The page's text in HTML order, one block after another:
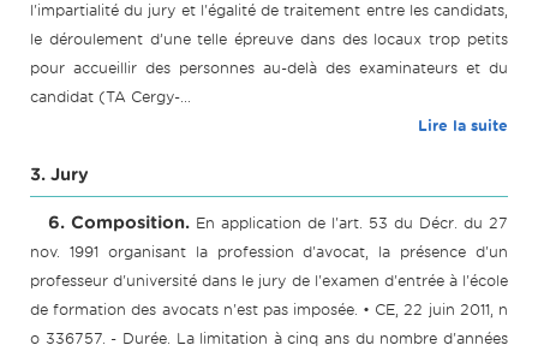
l'impartialité du jury et l'égalité de traitement entre les candidats,
le déroulement d’une telle épreuve dans des locaux trop petits
pour accueillir des personnes au-delà des examinateurs et du
candidat (TA Cergy-...
Lire la suite
3. Jury
6. Composition. En application de l'art. 53 du Décr. du 27
nov. 1991 organisant la profession d'avocat, la présence d'un
professeur d'université dans le jury de l'examen d'entrée à l'école
de formation des avocats n'est pas imposée. • CE, 22 juin 2011, n
o 336757. - Durée. La limitation à cinq ans du nombre d'années